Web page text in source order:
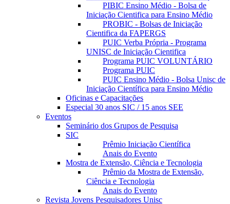
PIBIC Ensino Médio - Bolsa de
Iniciação Cientifica para Ensino Médio
PROBIC - Bolsas de Iniciação
Cientifica da FAPERGS
PUIC Verba Própria - Programa
UNISC de Iniciação Cientifica
Programa PUIC VOLUNTÁRIO
Programa PUIC
PUIC Ensino Médio - Bolsa Unisc de
Iniciação Científica para Ensino Médio
Oficinas e Capacitações
Especial 30 anos SIC / 15 anos SEE
Eventos
Seminário dos Grupos de Pesquisa
SIC
Prêmio Iniciação Científica
Anais do Evento
Mostra de Extensão, Ciência e Tecnologia
Prêmio da Mostra de Extensão,
Ciência e Tecnologia
Anais do Evento
Revista Jovens Pesquisadores Unisc